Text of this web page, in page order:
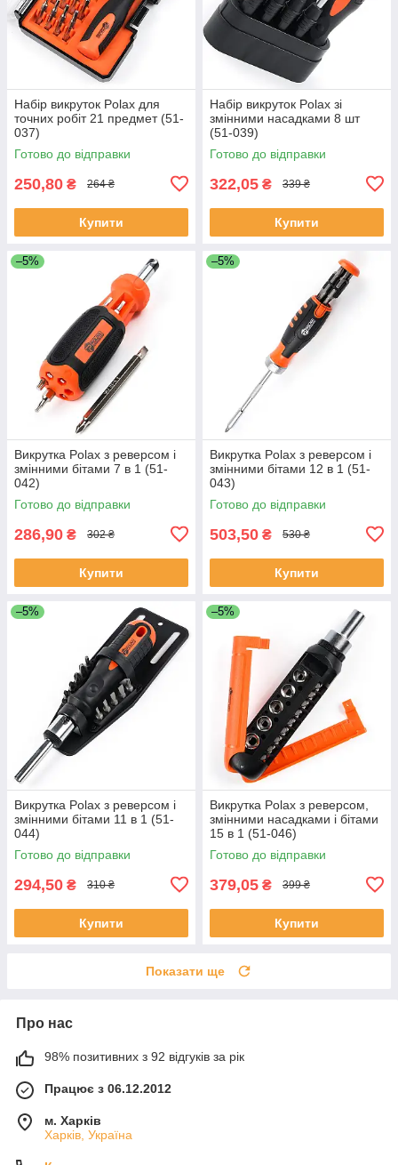
Набір викруток Polax для
точних робіт 21 предмет (51-
037)
Готово до відправки
250,80 ₴ 264 ₴
Купити
Набір викруток Polax зі
змінними насадками 8 шт
(51-039)
Готово до відправки
322,05 ₴ 339 ₴
Купити
–5%
Викрутка Polax з реверсом і
змінними бітами 7 в 1 (51-
042)
Готово до відправки
286,90 ₴ 302 ₴
Купити
–5%
Викрутка Polax з реверсом і
змінними бітами 12 в 1 (51-
043)
Готово до відправки
503,50 ₴ 530 ₴
Купити
–5%
Викрутка Polax з реверсом і
змінними бітами 11 в 1 (51-
044)
Готово до відправки
294,50 ₴ 310 ₴
Купити
–5%
Викрутка Polax з реверсом,
змінними насадками і бітами
15 в 1 (51-046)
Готово до відправки
379,05 ₴ 399 ₴
Купити
Показати ще
Про нас
98% позитивних з 92 відгуків за рік
Працює з 06.12.2012
м. Харків
Харків, Україна